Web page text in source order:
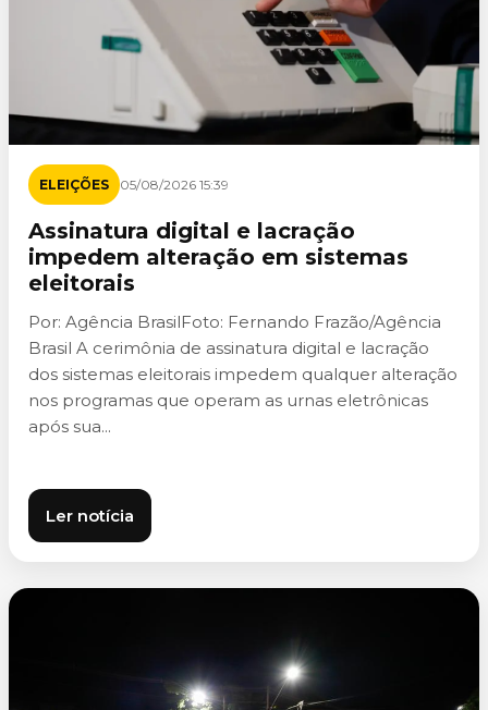
ELEIÇÕES 05/08/2026 15:39
Assinatura digital e lacração
impedem alteração em sistemas
eleitorais
Por: Agência BrasilFoto: Fernando Frazão/Agência
Brasil A cerimônia de assinatura digital e lacração
dos sistemas eleitorais impedem qualquer alteração
nos programas que operam as urnas eletrônicas
após sua...
Ler notícia